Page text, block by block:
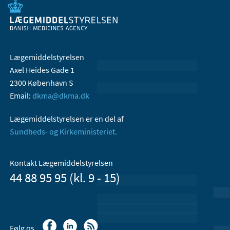
Lægemiddelstyrelsen
Axel Heides Gade 1
2300 København S
Email: dkma@dkma.dk
Lægemiddelstyrelsen er en del af
Sundheds- og Kirkeministeriet.
Kontakt Lægemiddelstyrelsen
44 88 95 95 (kl. 9 - 15)